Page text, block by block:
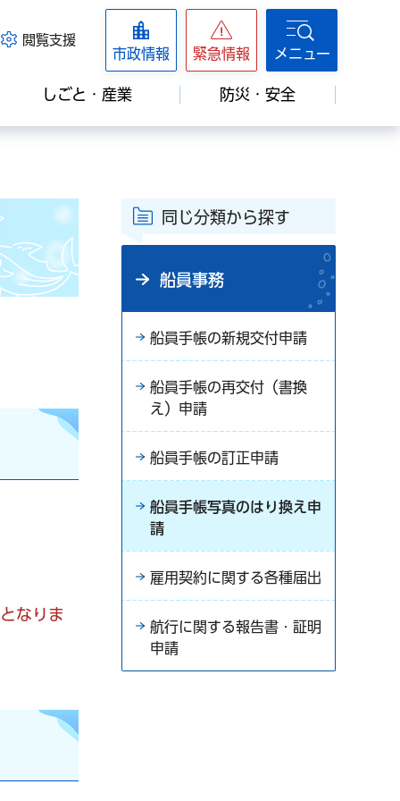
閲覧支援
市政情報 緊急情報 メニュー
しごと・産業 防災・安全
なりま
同じ分類から探す
船員事務
船員手帳の新規交付申請
船員手帳の再交付（書換
え）申請
船員手帳の訂正申請
船員手帳写真のはり換え申
請
雇用契約に関する各種届出
航行に関する報告書・証明
申請